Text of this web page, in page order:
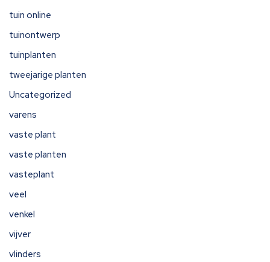
tuin online
tuinontwerp
tuinplanten
tweejarige planten
Uncategorized
varens
vaste plant
vaste planten
vasteplant
veel
venkel
vijver
vlinders